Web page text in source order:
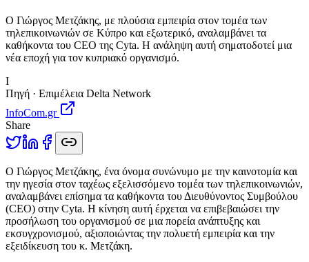
Ο Γιώργος Μετζάκης, με πλούσια εμπειρία στον τομέα των
τηλεπικοινωνιών σε Κύπρο και εξωτερικό, αναλαμβάνει τα
καθήκοντα του CEO της Cyta. Η ανάληψη αυτή σηματοδοτεί μια
νέα εποχή για τον κυπριακό οργανισμό.
I
Πηγή · Επιμέλεια Delta Network
InfoCom.gr
Share
Ο Γιώργος Μετζάκης, ένα όνομα συνώνυμο με την καινοτομία και
την ηγεσία στον ταχέως εξελισσόμενο τομέα των τηλεπικοινωνιών,
αναλαμβάνει επίσημα τα καθήκοντα του Διευθύνοντος Συμβούλου
(CEO) στην Cyta. Η κίνηση αυτή έρχεται να επιβεβαιώσει την
προσήλωση του οργανισμού σε μια πορεία ανάπτυξης και
εκσυγχρονισμού, αξιοποιώντας την πολυετή εμπειρία και την
εξειδίκευση του κ. Μετζάκη.